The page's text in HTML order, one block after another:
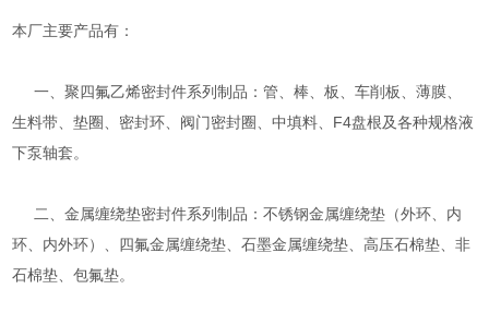
本厂主要产品有：
一、聚四氟乙烯密封件系列制品：管、棒、板、车削板、薄膜、
生料带、垫圈、密封环、阀门密封圈、中填料、F4盘根及各种规格液
下泵轴套。
二、金属缠绕垫密封件系列制品：不锈钢金属缠绕垫（外环、内
环、内外环）、四氟金属缠绕垫、石墨金属缠绕垫、高压石棉垫、非
石棉垫、包氟垫。